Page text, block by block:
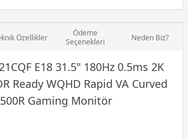
Özellikler
Ödeme
Seçenekleri
Neden Biz?
E18 31.5" 180Hz 0.5ms 2K
Ready WQHD Rapid VA Curved
Gaming Monitör